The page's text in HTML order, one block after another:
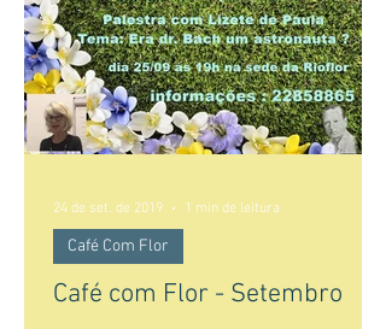
Café com Flor - Setembro
Café Com Flor
24 de set. de 2019 1 min de leitura